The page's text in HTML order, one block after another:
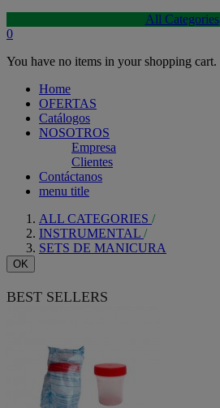
All Categories
0
You have no items in your shopping cart.
Home
OFERTAS
Catálogos
NOSOTROS
Empresa
Clientes
Contáctanos
menu title
ALL CATEGORIES
INSTRUMENTAL
SETS DE MANICURA
OK
BEST SELLERS